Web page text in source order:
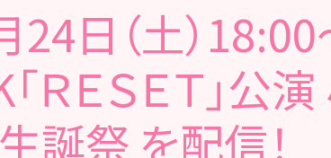
日（土）
ＲＥＳＥＴ」公
誕祭 を配信！